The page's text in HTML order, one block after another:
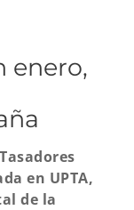
enero,
en UPTA,
de la